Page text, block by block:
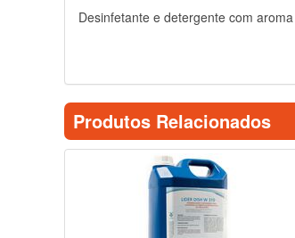
Desinfetante e detergente com
Produtos Relacionados